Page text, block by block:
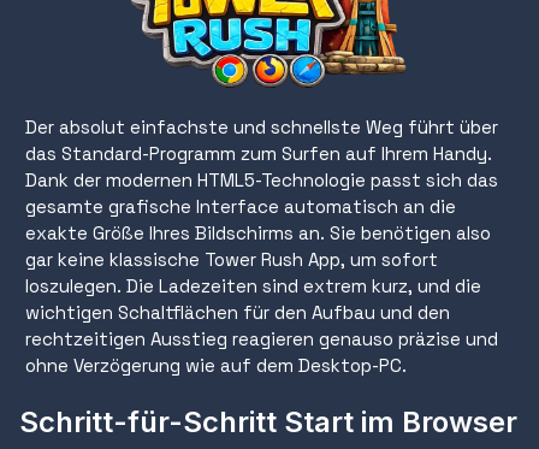
Der absolut einfachste und schnellste Weg führt über
das Standard-Programm zum Surfen auf Ihrem Handy.
Dank der modernen HTML5-Technologie passt sich das
gesamte grafische Interface automatisch an die
exakte Größe Ihres Bildschirms an. Sie benötigen also
gar keine klassische Tower Rush App, um sofort
loszulegen. Die Ladezeiten sind extrem kurz, und die
wichtigen Schaltflächen für den Aufbau und den
rechtzeitigen Ausstieg reagieren genauso präzise und
ohne Verzögerung wie auf dem Desktop-PC.
Schritt-für-Schritt Start im Browser